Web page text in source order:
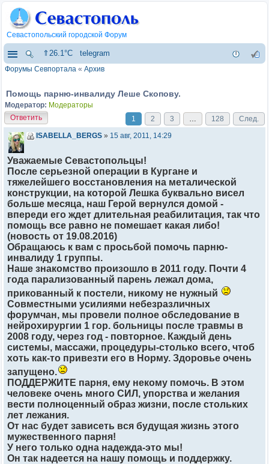
Севастопольский городской Форум
⇑26.1°C telegram
Форумы Севпортала « Архив
Помощь парню-инвалиду Леше Скопову.
Модератор: Модераторы
Ответить
1 2 3 … 128 След.
ISABELLA_BERGS » 15 авг, 2011, 14:29
Уважаемые Севастопольцы!
После серьезной операции в Кургане и
тяжелейшего восстановления на металической
конструкции, на которой Лешка буквально висел
больше месяца, наш Герой вернулся домой -
впереди его ждет длительная реабилитация, так что
помощь все равно не помешает какая либо!
(новость от 19.08.2016)
Обращаюсь к вам с просьбой помочь парню-
инвалиду 1 группы.
Наше знакомство произошло в 2011 году. Почти 4
года парализованный парень лежал дома,
прикованный к постели, никому не нужный
Совместными усилиями небезразличных
форумчан, мы провели полное обследование в
нейрохирургии 1 гор. больницы после травмы в
2008 году, через год - повторное. Каждый день
системы, массажи, процедуры-столько всего, чтоб
хоть как-то привезти его в Норму. Здоровье очень
запущено.
ПОДДЕРЖИТЕ парня, ему некому помочь. В этом
человеке очень много СИЛ, упорства и желания
вести полноценный образ жизни, после стольких
лет лежания.
От нас будет зависеть вся будущая жизнь этого
мужественного парня!
У него только одна надежда-это мы!
Он так надеется на нашу помощь и поддержку.